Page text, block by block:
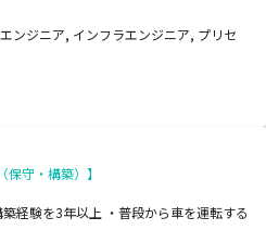
ンジニア, インフラエンジニア, プリセ
保守・構築）】
経験を3年以上 ・普段から車を運転する